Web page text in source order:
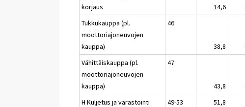
korjaus
14,6
Tukkukauppa (pl.
moottoriajoneuvojen
kauppa)
46
38,8
Vähittäiskauppa (pl.
moottoriajoneuvojen
kauppa)
47
43,8
H Kuljetus ja varastointi
49-53 51,8